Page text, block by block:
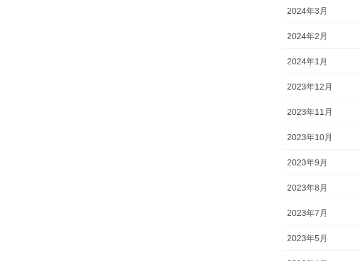
2024年3月
2024年2月
2024年1月
2023年12月
2023年11月
2023年10月
2023年9月
2023年8月
2023年7月
2023年5月